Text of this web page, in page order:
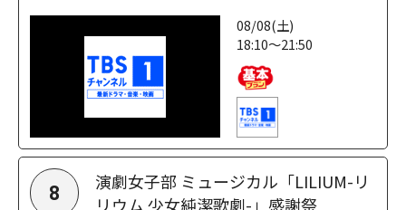
08/08(土)
18:10～21:50
8
演劇女子部 ミュージカル「LILIUM-リ
リウム 少女純潔歌劇-」感謝祭